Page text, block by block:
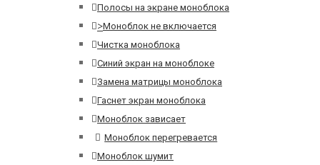
Полосы на экране моноблока
>Моноблок не включается
Чистка моноблока
Синий экран на моноблоке
Замена матрицы моноблока
Гаснет экран моноблока
Моноблок зависает
Моноблок перегревается
Моноблок шумит